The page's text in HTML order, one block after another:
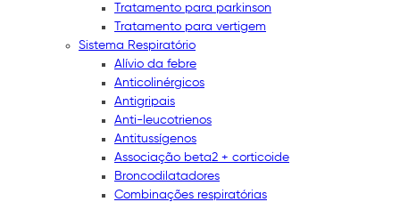
Tratamento para parkinson
Tratamento para vertigem
Sistema Respiratório
Alívio da febre
Anticolinérgicos
Antigripais
Anti-leucotrienos
Antitussígenos
Associação beta2 + corticoide
Broncodilatadores
Combinações respiratórias